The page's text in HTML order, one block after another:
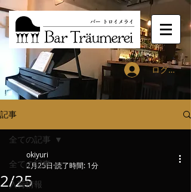
ログイン
記事
全ての記事
入荷情報
全ての記事
2/25
okiyuri
2月25日 読了時間: 1分